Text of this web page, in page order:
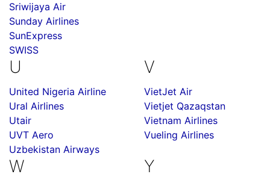
Sriwijaya Air
Sunday Airlines
SunExpress
SWISS
U
United Nigeria Airline
Ural Airlines
Utair
UVT Aero
Uzbekistan Airways
V
VietJet Air
Vietjet Qazaqstan
Vietnam Airlines
Vueling Airlines
W Y